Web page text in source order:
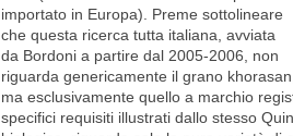
importato in Europa). Preme sottolineare
che questa ricerca tutta italiana, avviata
da Bordoni a partire dal 2005-2006, non
riguarda genericamente il grano
ma esclusivamente quello a marchio
specifici requisiti illustrati dallo stesso